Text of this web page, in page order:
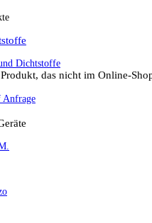
Dichtstoffe
das nicht im Online-
Anfrage